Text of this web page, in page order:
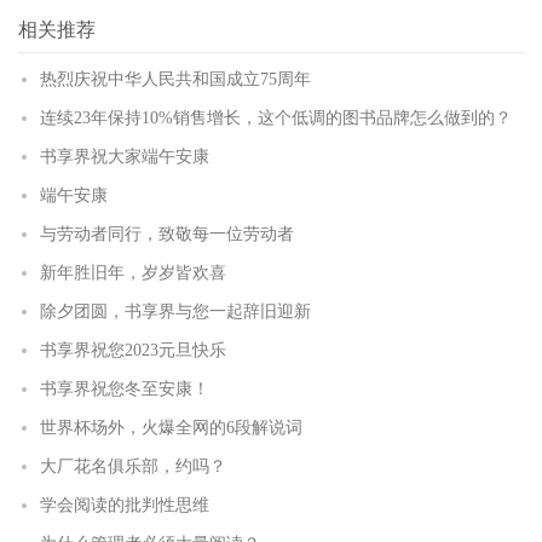
相关推荐
热烈庆祝中华人民共和国成立75周年
连续23年保持10%销售增长，这个低调的图书品牌怎么做到的？
书享界祝大家端午安康
端午安康
与劳动者同行，致敬每一位劳动者
新年胜旧年，岁岁皆欢喜
除夕团圆，书享界与您一起辞旧迎新
书享界祝您2023元旦快乐
书享界祝您冬至安康！
世界杯场外，火爆全网的6段解说词
大厂花名俱乐部，约吗？
学会阅读的批判性思维